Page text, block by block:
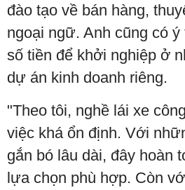
đào tạo về bán hàng,
ngoại ngữ. Anh cũng có
số tiền để khởi nghiệp ở
dự án kinh doanh riêng.
"Theo tôi, nghề lái xe
việc khá ổn định. Với
gắn bó lâu dài, đây hoàn
lựa chọn phù hợp. Còn